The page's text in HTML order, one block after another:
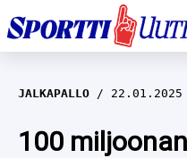
EM-YLEISURHEILU
JÄÄKIEKKO
JALKAPALLO 22.01.2025
100